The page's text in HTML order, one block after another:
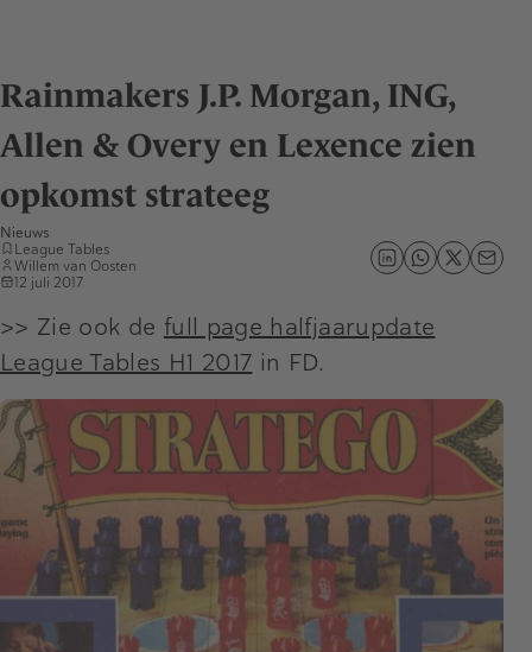
Rainmakers J.P. Morgan, ING,
Allen & Overy en Lexence zien
opkomst strateeg
Nieuws
League Tables
Willem van Oosten
12 juli 2017
>> Zie ook de full page halfjaarupdate
League Tables H1 2017 in FD.